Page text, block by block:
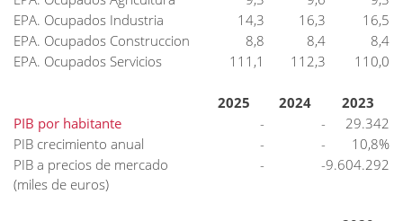
EPA. Ocupados Industria
14,3 16,3
16,5
EPA. Ocupados Construccion
8,8 8,4
8,4
EPA. Ocupados Servicios
111,1 112,3 110,0
2025 2024
2023
PIB por habitante
- -
29.342
PIB crecimiento anual
- -
10,8%
PIB a precios de mercado
(miles de euros)
- -9.604.292